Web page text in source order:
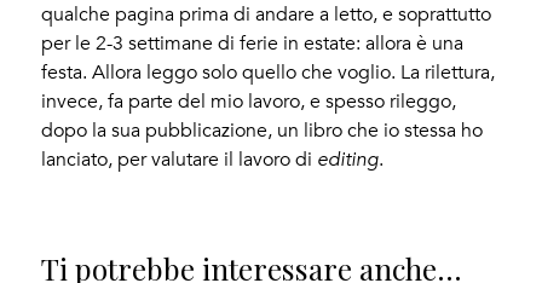
qualche pagina prima di andare a letto, e soprattutto
per le 2-3 settimane di ferie in estate: allora è una
festa. Allora leggo solo quello che voglio. La rilettura,
invece, fa parte del mio lavoro, e spesso rileggo,
dopo la sua pubblicazione, un libro che io stessa ho
lanciato, per valutare il lavoro di editing.
Ti potrebbe interessare anche...